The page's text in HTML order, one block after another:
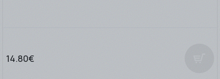
14.80€